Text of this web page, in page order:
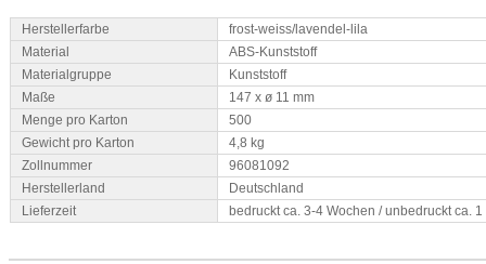
Herstellerfarbe
frost-weiss/lavendel-lila
Material
ABS-Kunststoff
Materialgruppe
Kunststoff
Maße
147 x ø 11 mm
Menge pro Karton
500
Gewicht pro Karton
4,8 kg
Zollnummer
96081092
Herstellerland
Deutschland
Lieferzeit
bedruckt ca. 3-4 Wochen / unbedruckt ca. 1